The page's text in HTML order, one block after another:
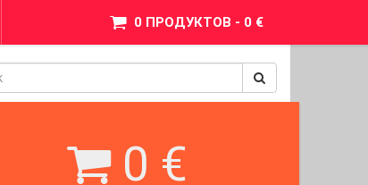
0 ПРОДУКТОВ - 0 €
0 €